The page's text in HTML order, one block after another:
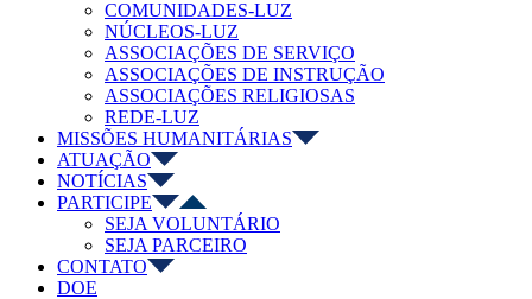
COMUNIDADES-LUZ
NÚCLEOS-LUZ
ASSOCIAÇÕES DE SERVIÇO
ASSOCIAÇÕES DE INSTRUÇÃO
ASSOCIAÇÕES RELIGIOSAS
REDE-LUZ
MISSÕES HUMANITÁRIAS
ATUAÇÃO
NOTÍCIAS
PARTICIPE
SEJA VOLUNTÁRIO
SEJA PARCEIRO
CONTATO
DOE